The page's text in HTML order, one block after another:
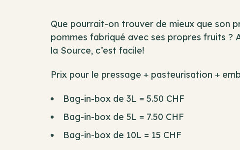
Que pourrait-on trouver de mieux que son
pommes fabriqué avec ses propres fruits ?
la Source, c’est facile!
Prix pour le pressage + pasteurisation +
Bag-in-box de 3L = 5.50 CHF
Bag-in-box de 5L = 7.50 CHF
Bag-in-box de 10L = 15 CHF